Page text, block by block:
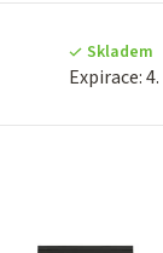
Skladem
Expirace: